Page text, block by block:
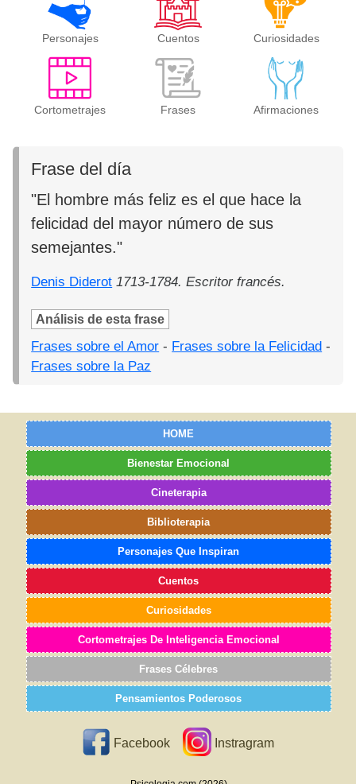
Personajes Cuentos Curiosidades
Cortometrajes Frases Afirmaciones
Frase del día
"El hombre más feliz es el que hace la
felicidad del mayor número de sus
semejantes."
Denis Diderot 1713-1784. Escritor francés.
Análisis de esta frase
Frases sobre el Amor - Frases sobre la Felicidad -
Frases sobre la Paz
HOME
Bienestar Emocional
Cineterapia
Biblioterapia
Personajes Que Inspiran
Cuentos
Curiosidades
Cortometrajes De Inteligencia Emocional
Frases Célebres
Pensamientos Poderosos
Facebook Instragram